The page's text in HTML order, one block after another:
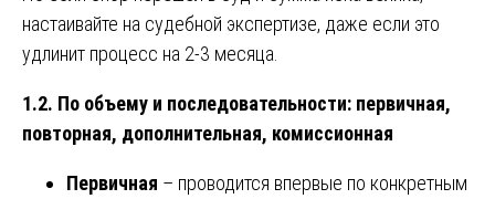
настаивайте на судебной экспертизе, даже если это
удлинит процесс на 2-3 месяца.
1.2. По объему и последовательности: первичная,
повторная, дополнительная, комиссионная
Первичная – проводится впервые по конкретным